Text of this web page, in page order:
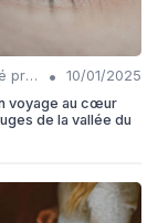
Authenticité produits •
10/01/2025
voyage au cœur
de la vallée du